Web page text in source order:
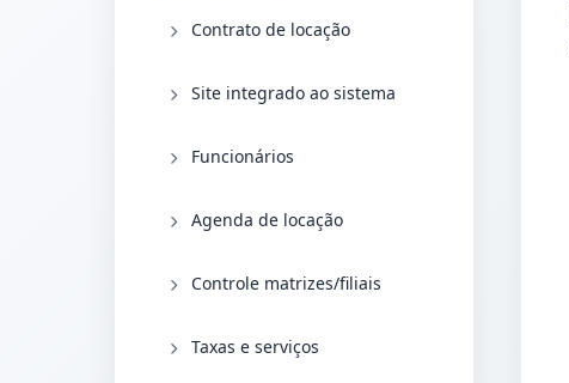
Contrato de locação
Site integrado ao sistema
Funcionários
Agenda de locação
Controle matrizes/filiais
Taxas e serviços